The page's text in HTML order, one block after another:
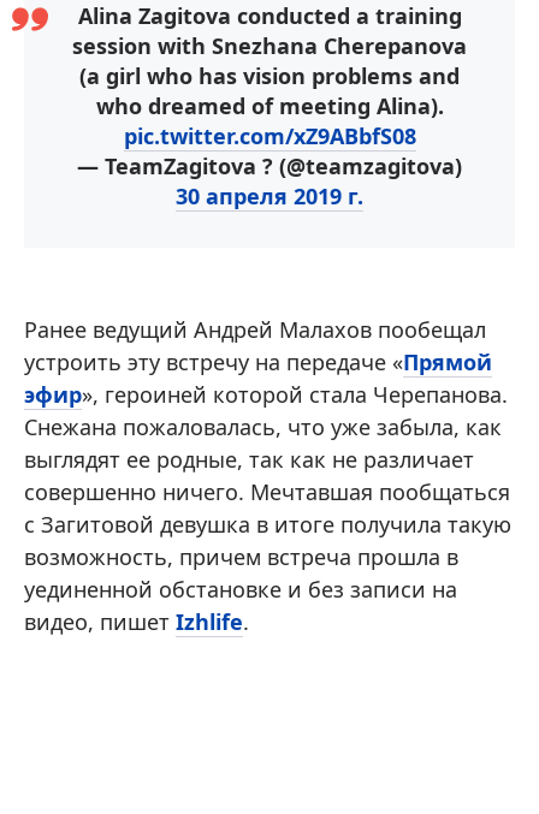
Alina Zagitova conducted a training
session with Snezhana Cherepanova
(a girl who has vision problems and
who dreamed of meeting Alina).
pic.twitter.com/xZ9ABbfS08
— TeamZagitova ? (@teamzagitova)
30 апреля 2019 г.
Ранее ведущий Андрей Малахов пообещал
устроить эту встречу на передаче «Прямой
эфир», героиней которой стала Черепанова.
Снежана пожаловалась, что уже забыла, как
выглядят ее родные, так как не различает
совершенно ничего. Мечтавшая пообщаться
с Загитовой девушка в итоге получила такую
возможность, причем встреча прошла в
уединенной обстановке и без записи на
видео, пишет Izhlife.